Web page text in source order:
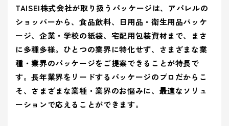
ら探す
シーズン
イベント
から探す
業種から
探す
アッセン
ブリー
への取
り組み
サステナ
ビリティ
への取り
マテリアリ
ティ(重要
課題)
とSDGs
Environment
(環境)
への取り組
み
ー募集
事業案内を詳しく知る
シーズンイベントから製品を探す
- 正月
- バレンタインデー
- ひなまつり・子供の日
- ホワイトデー
- 卒業式・入学式
- 母の日・父の日
- ハロウィン
> ブランド事業
> ビジョン
> 沿革
> 方針
> 拠点情報
> 社内イベント・研修・福利厚生
> 共育方針
サステナビリティへの
取り組み
> トップメッセージ
> サステナビリティ基本方針
> マテリアリティ(重要課題) とSDGs
> Environment (環境) への取り組み
品質向上への取り組み
コーポレートロゴ
TAISEI株式会社が取り扱うパッケージは、アパレルの
ショッパーから、食品飲料、日用品・衛生用品パッケ
ージ、企業・学校の紙袋、宅配用包装資材まで、まさ
に多種多様。ひとつの業界に特化せず、さまざまな業
種・業界のパッケージをご提案できることが特長で
す。長年業界をリードするパッケージのプロだからこ
そ、さまざまな業種・業界のお悩みに、最適なソリュ
ーションで応えることができます。